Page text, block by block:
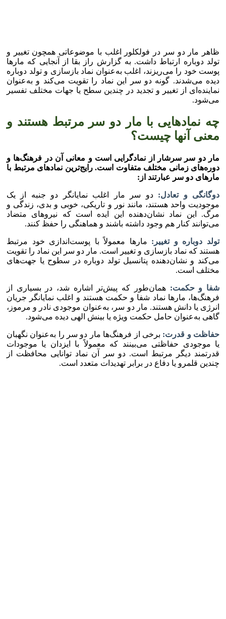
ظاهر مار دو سر در فولکلور اغلب با موضوعاتی همچون تغییر و
تولد دوباره ارتباط داشت. به گزارش راز بقا از آنجایی که مار‌ها
پوست خود را می‌ریزند، اغلب به‌عنوان نماد بازسازی و تولد دوباره
دیده می‌شدند. گونه دو سر این نماد را تقویت می‌کند و به‌عنوان
نماینده‌ای از تغییر و تجدید در چندین سطح یا جهات مختلف تفسیر
می‌شود.
چه نماد‌هایی با مار دو سر مرتبط هستند و
معنی آنها چیست؟
مار دو سر سرشار از نمادگرایی است و معانی آن در فرهنگ‌ها و
دوره‌های زمانی مختلف متفاوت است. رایج‌ترین نماد‌های مرتبط با
مار‌های دو سر عبارتند از:
دوگانگی و تعادل: دو سر مار اغلب نمایانگر دو جنبه از یک
موجودیت واحد هستند، مانند نور و تاریکی، خوبی و بدی، زندگی و
مرگ. این نماد نشان‌دهنده این ایده است که نیرو‌های متضاد
می‌توانند کنار هم وجود داشته باشند و هماهنگی را حفظ کنند.
تولد دوباره و تغییر: مار‌ها معمولاً با پوست‌اندازی خود مرتبط
هستند که نماد بازسازی و تغییر است. مار دو سر این نماد را تقویت
می‌کند و نشان‌دهنده پتانسیل تولد دوباره در سطوح یا جهت‌های
مختلف است.
شفا و حکمت: همان‌طور که پیش‌تر اشاره شد، در بسیاری از
فرهنگ‌ها، مار‌ها نماد شفا و حکمت هستند و اغلب نمایانگر جریان
انرژی یا دانش هستند. مار دو سر، به‌عنوان موجودی نادر و مرموز،
گاهی به‌عنوان حامل حکمت ویژه یا بینش الهی دیده می‌شود.
حفاظت و قدرت: برخی از فرهنگ‌ها مار دو سر را به‌عنوان نگهبان
یا موجودی حفاظتی می‌بینند که معمولاً با ایزدان یا موجودات
قدرتمند دیگر مرتبط است. دو سر آن نماد توانایی محافظت از
چندین قلمرو یا دفاع در برابر تهدیدات متعدد است.